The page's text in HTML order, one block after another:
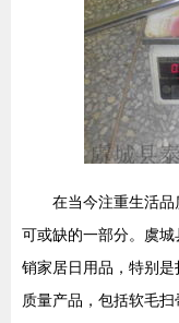
在当今注重生活
可或缺的一部分。虞
销家居日用品，特别
质量产品，包括软毛